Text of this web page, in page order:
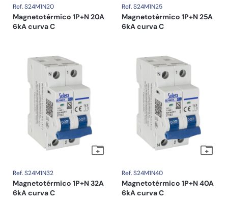
Ref. S24M1N20
Magnetotérmico 1P+N 20A
6kA curva C
Ref. S24M1N25
Magnetotérmico 1P+N 25A
6kA curva C
Ref. S24M1N32
Magnetotérmico 1P+N 32A
6kA curva C
Ref. S24M1N40
Magnetotérmico 1P+N 40A
6kA curva C